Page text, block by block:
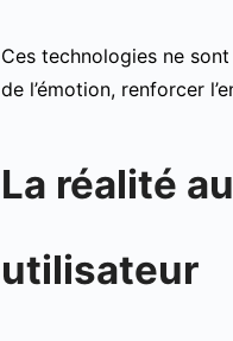
Ces technologies ne
de l’émotion, renforcer
La réalité
utilisateur